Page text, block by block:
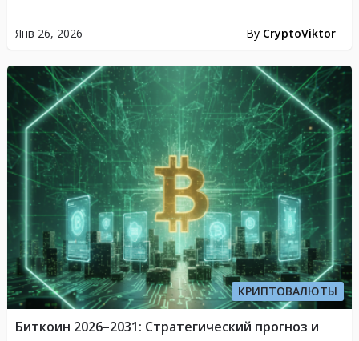
Янв 26, 2026 By CryptoViktor
КРИПТОВАЛЮТЫ
Биткоин 2026–2031: Стратегический прогноз и